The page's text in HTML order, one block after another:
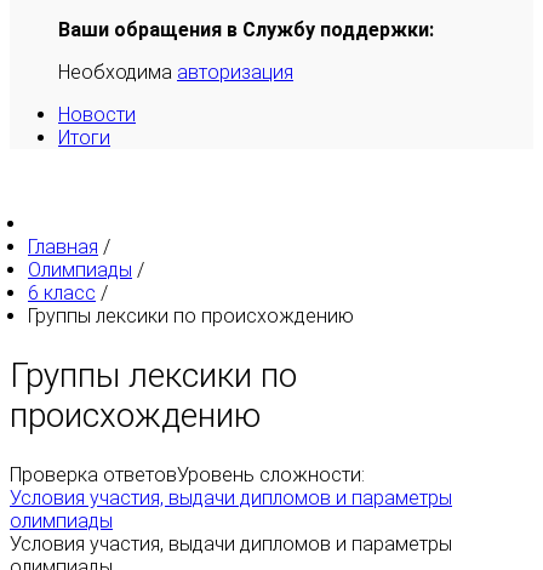
Ваши обращения в Службу поддержки:
Необходима авторизация
Новости
Итоги
Главная /
Олимпиады /
6 класс /
Группы лексики по происхождению
Группы лексики по
происхождению
Проверка ответовУровень сложности:
Условия участия, выдачи дипломов и параметры
олимпиады
Условия участия, выдачи дипломов и параметры